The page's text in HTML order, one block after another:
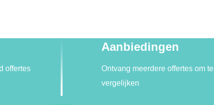
offertes
Aanbiedingen
Ontvang meerdere offertes om te
vergelijken